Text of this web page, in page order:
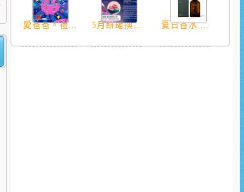
愛爸爸。禮... 5月餅罐換... 夏日香水 ...